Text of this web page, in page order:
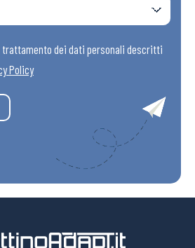
trattamento dei dati personali descritti
Policy